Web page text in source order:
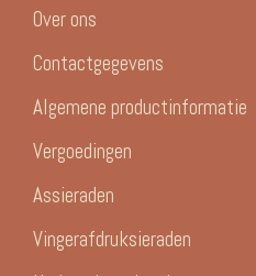
Over ons
Contactgegevens
Algemene productinformatie
Vergoedingen
Assieraden
Vingerafdruksieraden